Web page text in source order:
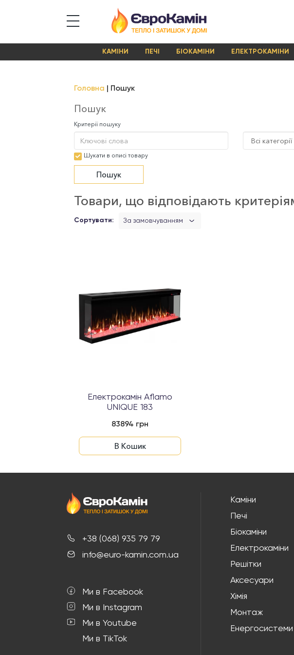
КАМІНИ ПЕЧІ БІОКАМІНИ ЕЛЕКТРОКАМІНИ
Головна Пошук
Пошук
Критерії пошуку
Шукати в описі товару
Товари, що відповідають
Сортувати: За замовчуванням
Електрокамін Aflamo
UNIQUE 183
83894 грн
В Кошик
+38 (068) 935 79 79
info@euro-kamin.com.ua
Ми в Facebook
Ми в Instagram
Ми в Youtube
Ми в TikTok
Каміни
Печі
Біокаміни
Електрокаміни
Решітки
Аксесуари
Хімія
Монтаж
Енергосистеми